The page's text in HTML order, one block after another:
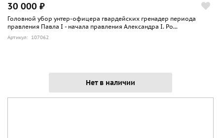
30 000 ₽
Головной убор унтер-офицера гвардейских гренадер периода
правления Павла I - начала правления Александра I. Ро...
Артикул: 107062
Нет в наличии